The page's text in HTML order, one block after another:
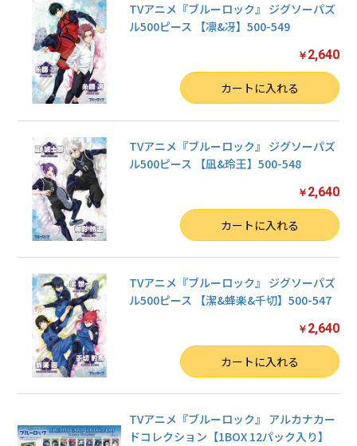
TVアニメ『ブルーロック』 ジグソーパズ
ル500ピース 【凛&冴】500-549
￥ 2,640
カートに入れる
TVアニメ『ブルーロック』 ジグソーパズ
ル500ピース 【凪&玲王】500-548
￥ 2,640
カートに入れる
TVアニメ『ブルーロック』 ジグソーパズ
ル500ピース 【潔&蜂楽&千切】500-547
￥ 2,640
カートに入れる
TVアニメ『ブルーロック』 アルカナカー
ドコレクション【1BOX 12パック入り】